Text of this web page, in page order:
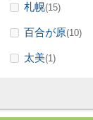
札幌(15)
百合が原(10)
太美(1)